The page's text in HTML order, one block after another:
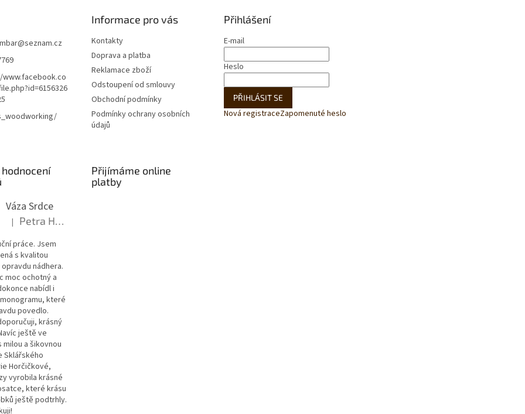
@seznam.cz
Informace pro vás
Kontakty
Doprava a platba
Reklamace zboží
Odstoupení od smlouvy
Obchodní podmínky
Podmínky ochrany osobních
údajů
Přihlášení
E-mail
Heslo
PŘIHLÁSIT SE
Nová registraceZapomenuté heslo
Váza Srdce
Hodnocení produktu je 5 z 5 hvězdiček.
| Petra Hroudná
práce. Jsem
s kvalitou
nádhera.
moc ochotný a
nabídl i
které
povedlo.
krásný
ještě ve
a šikovnou
Sklářského
Horčičkové,
vyrobila krásné
které krásu
ještě podtrhly.
Přijímáme online
platby